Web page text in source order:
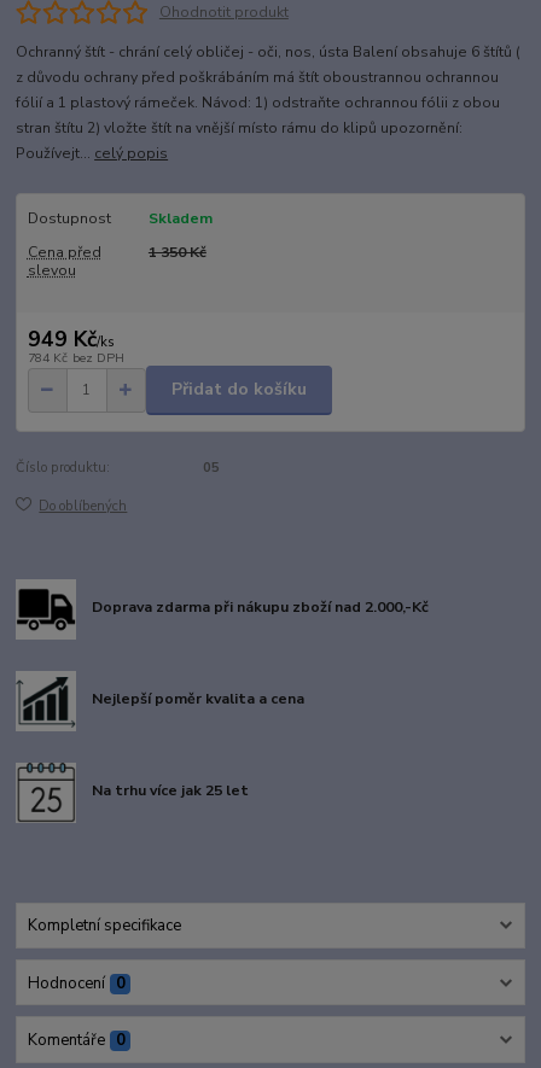
Ohodnotit produkt
Ochranný štít - chrání celý obličej - oči, nos, ústa Balení obsahuje 6 štítů (
z důvodu ochrany před poškrábáním má štít oboustrannou ochrannou
fólií a 1 plastový rámeček. Návod: 1) odstraňte ochrannou fólii z obou
stran štítu 2) vložte štít na vnější místo rámu do klipů upozornění:
Používejt... celý popis
Dostupnost
Skladem
Cena před
slevou
1 350 Kč
949 Kč/ks
784 Kč bez DPH
Přidat do košíku
Číslo produktu: 05
Do oblíbených
Doprava zdarma při nákupu zboží nad 2.000,-Kč
Nejlepší poměr kvalita a cena
Na trhu více jak 25 let
Kompletní specifikace
Hodnocení 0
Komentáře 0